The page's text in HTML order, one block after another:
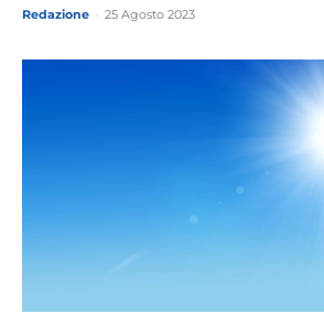
Redazione 25 Agosto 2023